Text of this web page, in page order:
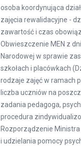
osoba koordynująca
zajęcia rewalidacyjne -
zawartość i czas
Obwieszczenie MEN z
Narodowej w sprawie
szkołach i placówkach
rodzaje zajęć w ramach
liczba uczniów na
zadania pedagoga,
procedura
Rozporządzenie Ministra
i udzielania pomocy